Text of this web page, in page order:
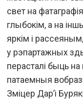
свет на
глыбокім, а на
яркім і
у рэпартажных
перасталі быць
патаемныя
Зміцер Дар’і